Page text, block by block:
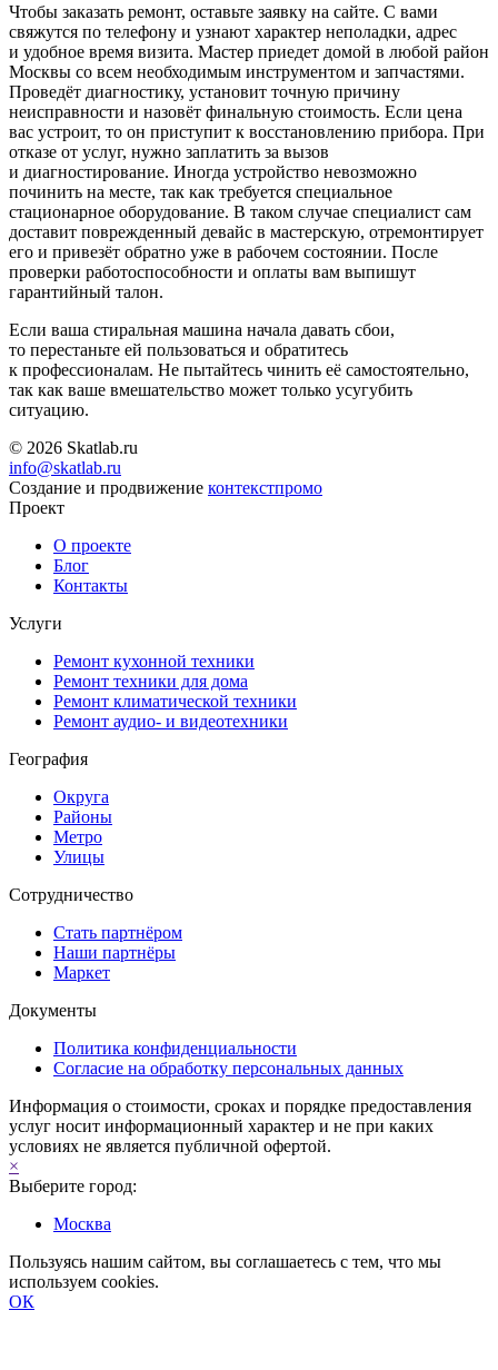
Чтобы заказать ремонт, оставьте заявку на сайте. С вами
свяжутся по телефону и узнают характер неполадки, адрес
и удобное время визита. Мастер приедет домой в любой район
Москвы со всем необходимым инструментом и запчастями.
Проведёт диагностику, установит точную причину
неисправности и назовёт финальную стоимость. Если цена
вас устроит, то он приступит к восстановлению прибора. При
отказе от услуг, нужно заплатить за вызов
и диагностирование. Иногда устройство невозможно
починить на месте, так как требуется специальное
стационарное оборудование. В таком случае специалист сам
доставит поврежденный девайс в мастерскую, отремонтирует
его и привезёт обратно уже в рабочем состоянии. После
проверки работоспособности и оплаты вам выпишут
гарантийный талон.
Если ваша стиральная машина начала давать сбои,
то перестаньте ей пользоваться и обратитесь
к профессионалам. Не пытайтесь чинить её самостоятельно,
так как ваше вмешательство может только усугубить
ситуацию.
© 2026 Skatlab.ru
info@skatlab.ru
Создание и продвижение контекстпромо
Проект
О проекте
Блог
Контакты
Услуги
Ремонт кухонной техники
Ремонт техники для дома
Ремонт климатической техники
Ремонт аудио- и видеотехники
География
Округа
Районы
Метро
Улицы
Сотрудничество
Стать партнёром
Наши партнёры
Маркет
Документы
Политика конфиденциальности
Согласие на обработку персональных данных
Информация о стоимости, сроках и порядке предоставления
услуг носит информационный характер и не при каких
условиях не является публичной офертой.
×
Выберите город:
Москва
Пользуясь нашим сайтом, вы соглашаетесь с тем, что мы
используем cookies.
ОК